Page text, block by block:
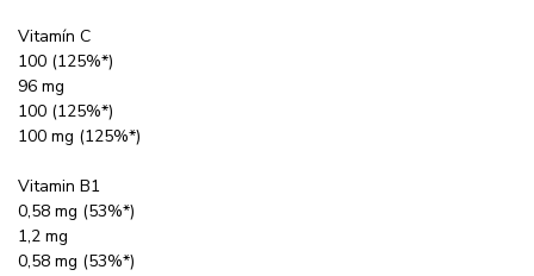
Vitamín C
100 (125%*)
96 mg
100 (125%*)
100 mg (125%*)
Vitamin B1
0,58 mg (53%*)
1,2 mg
0,58 mg (53%*)